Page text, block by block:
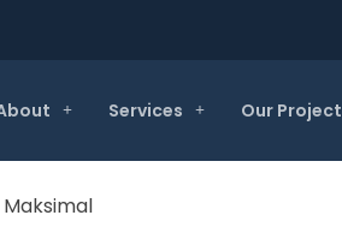
Services Our Project